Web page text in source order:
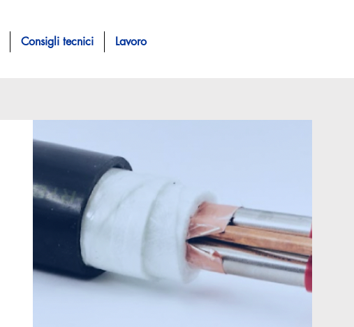
Consigli tecnici Lavoro